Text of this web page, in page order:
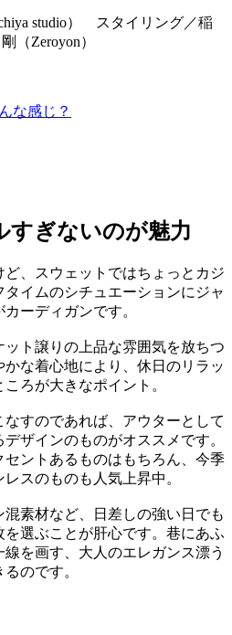
studio） スタイリング／稲
（Zeroyon）
な感じ？
すぎないのが魅力
、スウェットではちょっとカジ
タイムのシチュエーションにジャ
ーディガンです。
ト譲りの上品な雰囲気を放ちつ
な着心地により、休日のリラッ
ろが大きなポイント。
すのであれば、アウターとして
ザインのものがオススメです。
ントあるものはもちろん、今季
スのものも人気上昇中。
素材など、日差しの強い日でも
選ぶことが肝心です。巷にあふ
を画す、大人のエレガンス漂う
のです。